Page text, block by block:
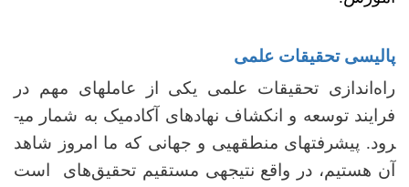
پالیسی تحقیقات علمی
راه‌اندازی تحقیقات علمی یکی از عامل­های مهم در
فرایند توسعه و انکشاف نهادهای آکادمیک به شمار می­
رود. پیشرفت­های منطقه­یی و جهانی که ما امروز شاهد
آن هستیم، در واقع نتیجه­ی مستقیم تحقیق‌های است